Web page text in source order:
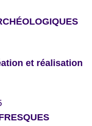
et réalisation